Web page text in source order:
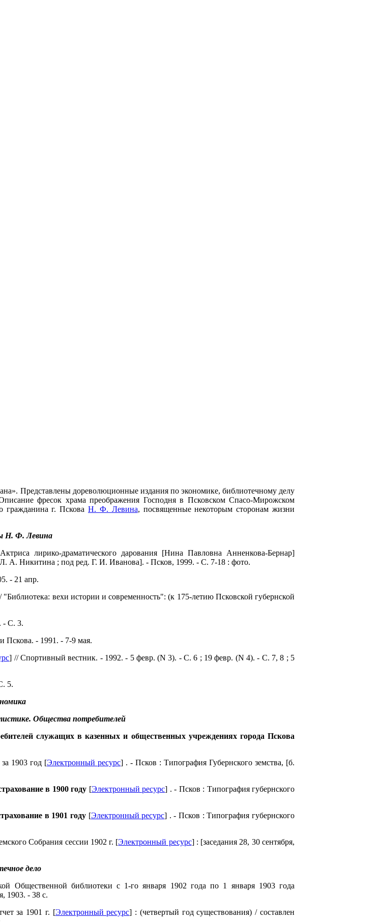
Представлены дореволюционные издания по экономике, библиотечному делу
фресок храма преображения Господня в Псковском Спасо-Мирожском
гражданина г. ПсковаН. Ф. Левина, посвященные некоторым сторонам жизни
Н. Ф. Левина
лирико-драматического дарования [Нина Павловна Анненкова-Бернар]
А. Никитина ; под ред. Г. И. Иванова]. - Псков, 1999. - С. 7-18 : фото.
- 21 апр.
"Библиотека: вехи истории и современность": (к 175-летию Псковской губернской
- С. 3.
Пскова. - 1991. - 7-9 мая.
] // Спортивный вестник. - 1992. - 5 февр. (N 3). - С. 6 ; 19 февр. (N 4). - С. 7, 8 ; 5
5.
Общества потребителей
служащих в казенных и общественных учреждениях города Пскова
1903 год [Электронный ресурс] . - Псков : Типография Губернского земства, [б.
в 1900 году [Электронный ресурс] . - Псков : Типография губернского
в 1901 году[Электронный ресурс] . - Псков : Типография губернского
Собрания сессии 1902 г. [Электронный ресурс] : [заседания 28, 30 сентября,
дело
Общественной библиотеки с 1-го января 1902 года по 1 января 1903 года
1903. - 38 с.
за 1901 г. [Электронный ресурс] : (четвертый год существования) / составлен